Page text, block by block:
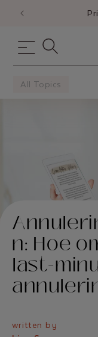
CONTENT
All Topics
n: Hoe
last-
written by